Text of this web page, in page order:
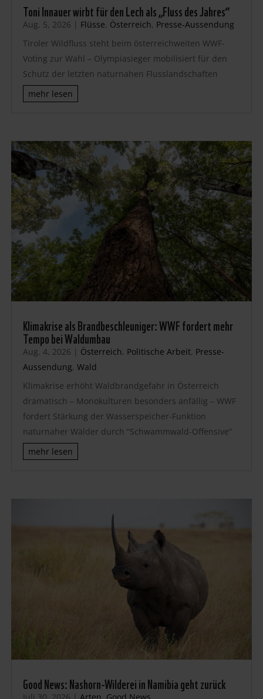
Toni Innauer wirbt für den Lech als „Fluss des Jahres“
Aug. 5, 2026 | Flüsse, Österreich, Presse-Aussendung
Tiroler Wildfluss steht beim österreichweiten WWF-
Voting zur Wahl – Olympiasieger mobilisiert für den
Schutz der letzten naturnahen Flusslandschaften
mehr lesen
Klimakrise als Brandbeschleuniger: WWF fordert mehr
Tempo bei Waldumbau
Aug. 4, 2026 | Österreich, Politische Arbeit, Presse-
Aussendung, Wald
Klimakrise erhöht Waldbrandgefahr in Österreich
dramatisch – Monokulturen besonders anfällig – WWF
fordert Stärkung der Wasserspeicher-Funktion
naturnaher Wälder durch “Schwammwald-Offensive”
mehr lesen
Good News: Nashorn-Wilderei in Namibia geht zurück